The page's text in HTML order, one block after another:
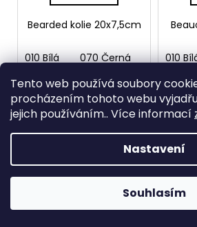
Tento web používá soubory
procházením tohoto webu
jejich používáním.. Více informací
Nastavení
Souhlasím
Bearded kolie 20x7,5cm
010 Bílá 070 Černá 090010
VÍCE BAREV VÍCE